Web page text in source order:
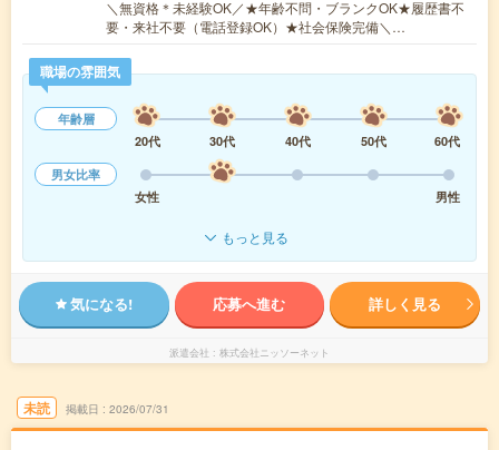
＼無資格＊未経験OK／★年齢不問・ブランクOK★履歴書不
要・来社不要（電話登録OK）★社会保険完備＼…
職場の雰囲気
年齢層
20代
30代 40代 50代
60代
男女比率
女性
男性
もっと見る
気になる! 応募へ進む 詳しく見る
派遣会社 株式会社ニッソーネット
未読 掲載日 2026/07/31